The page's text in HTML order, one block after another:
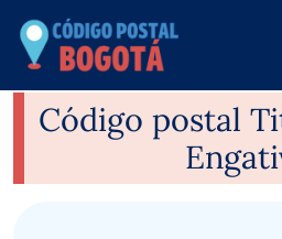
contenido
Código postal